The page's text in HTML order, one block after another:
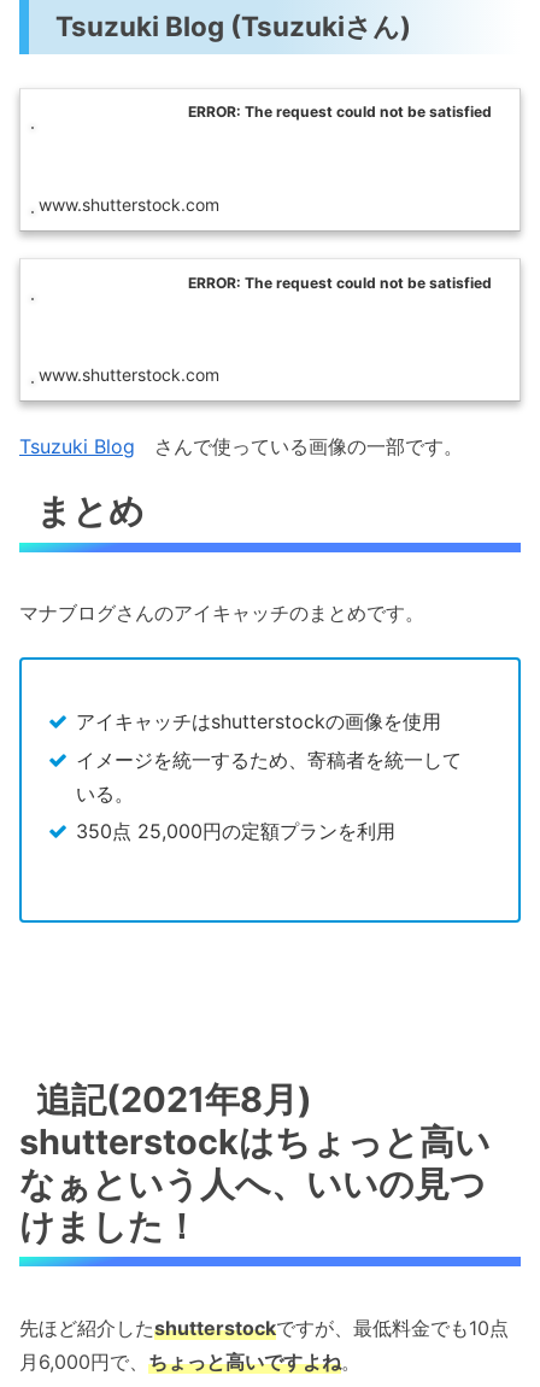
Tsuzuki Blog (Tsuzukiさん)
ERROR: The request could not be satisfied
www.shutterstock.com
ERROR: The request could not be satisfied
www.shutterstock.com
Tsuzuki Blog さんで使っている画像の一部です。
まとめ
マナブログさんのアイキャッチのまとめです。
アイキャッチはshutterstockの画像を使用
イメージを統一するため、寄稿者を統一して
いる。
350点 25,000円の定額プランを利用
追記(2021年8月)
shutterstockはちょっと高い
なぁという人へ、いいの見つ
けました！
先ほど紹介したshutterstockですが、最低料金でも10点
月6,000円で、 ちょっと高いですよね。